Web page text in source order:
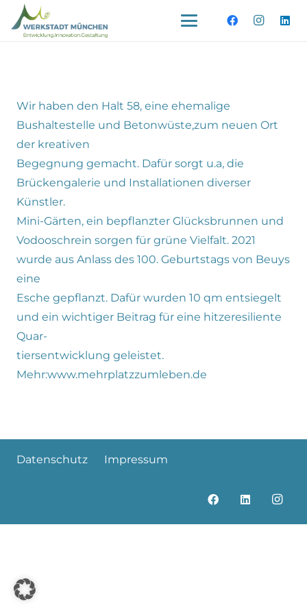
Wir haben den Halt 58, eine ehemalige
Bushaltestelle und Betonwüste,zum neuen Ort
der kreativen
Begegnung gemacht. Dafür sorgt u.a, die
Brückengalerie und Installationen diverser
Künstler.
Mini-Gärten, ein bepflanzter Glücksbrunnen und
Vodooschrein sorgen für grüne Vielfalt. 2021
wurde aus Anlass des 100. Geburtstags von Beuys
eine
Esche gepflanzt. Dafür wurden 10 qm entsiegelt
und ein wichtiger Beitrag für eine hitzeresiliente
Quar-
tiersentwicklung geleistet.
Mehr:www.mehrplatzzumleben.de
Datenschutz Impressum